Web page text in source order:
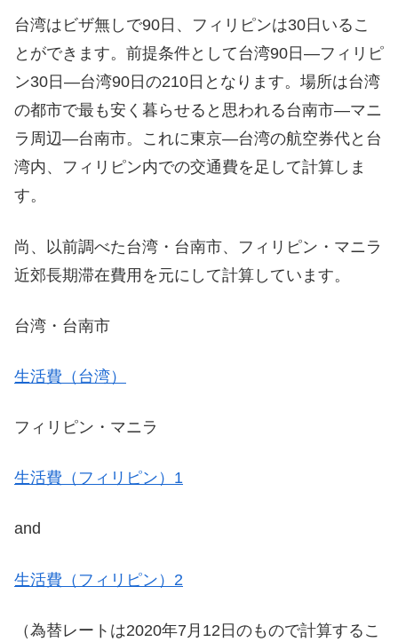
台湾はビザ無しで90日、フィリピンは30日いるこ
とができます。前提条件として台湾90日―フィリピ
ン30日―台湾90日の210日となります。場所は台湾
の都市で最も安く暮らせると思われる台南市―マニ
ラ周辺―台南市。これに東京―台湾の航空券代と台
湾内、フィリピン内での交通費を足して計算しま
す。
尚、以前調べた台湾・台南市、フィリピン・マニラ
近郊長期滞在費用を元にして計算しています。
台湾・台南市
生活費（台湾）
フィリピン・マニラ
生活費（フィリピン）1
and
生活費（フィリピン）2
（為替レートは2020年7月12日のもので計算するこ